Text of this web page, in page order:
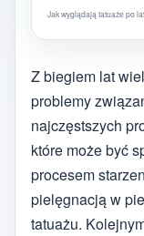
Jak wyglądają tatuaże po
Z biegiem lat
problemy
najczęstszych
które może być
procesem
pielęgnacją w
tatuażu.